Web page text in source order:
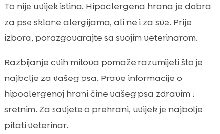
To nije uvijek istina. Hipoalergena hrana je dobra
za pse sklone alergijama, ali ne i za sve. Prije
izbora, porazgovarajte sa svojim veterinarom.
Razbijanje ovih mitova pomaže razumijeti što je
najbolje za vašeg psa. Prave informacije o
hipoalergenoj hrani čine vašeg psa zdravim i
sretnim. Za savjete o prehrani, uvijek je najbolje
pitati veterinar.